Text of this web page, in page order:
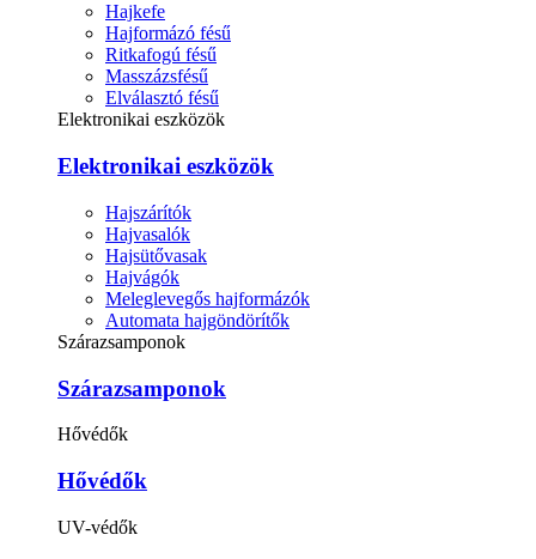
Hajkefe
Hajformázó fésű
Ritkafogú fésű
Masszázsfésű
Elválasztó fésű
Elektronikai eszközök
Elektronikai eszközök
Hajszárítók
Hajvasalók
Hajsütővasak
Hajvágók
Meleglevegős hajformázók
Automata hajgöndörítők
Szárazsamponok
Szárazsamponok
Hővédők
Hővédők
UV-védők